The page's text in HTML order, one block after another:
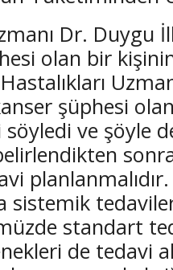
Dr. Duygu
olan bir
şüphesi
söyledi ve şöyle
sistemik
standart
de tedavi